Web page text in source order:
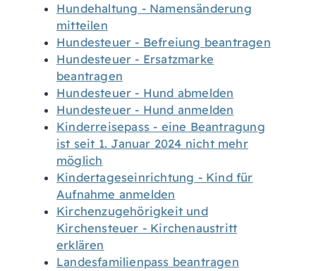
Hundehaltung - Namensänderung
mitteilen
Hundesteuer - Befreiung beantragen
Hundesteuer - Ersatzmarke
beantragen
Hundesteuer - Hund abmelden
Hundesteuer - Hund anmelden
Kinderreisepass - eine Beantragung
ist seit 1. Januar 2024 nicht mehr
möglich
Kindertageseinrichtung - Kind für
Aufnahme anmelden
Kirchenzugehörigkeit und
Kirchensteuer - Kirchenaustritt
erklären
Landesfamilienpass beantragen